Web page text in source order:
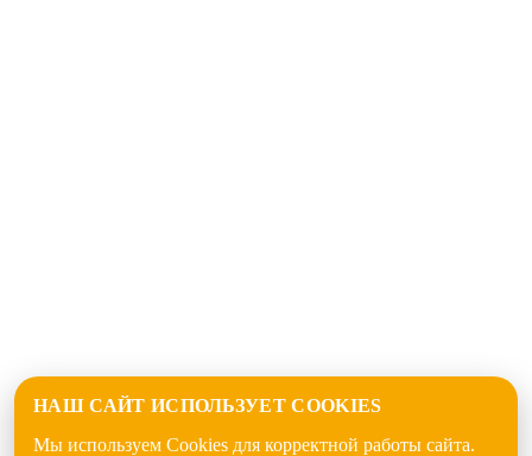
НАШ САЙТ ИСПОЛЬЗУЕТ COOKIES
Мы используем Cookies для корректной работы сайта.